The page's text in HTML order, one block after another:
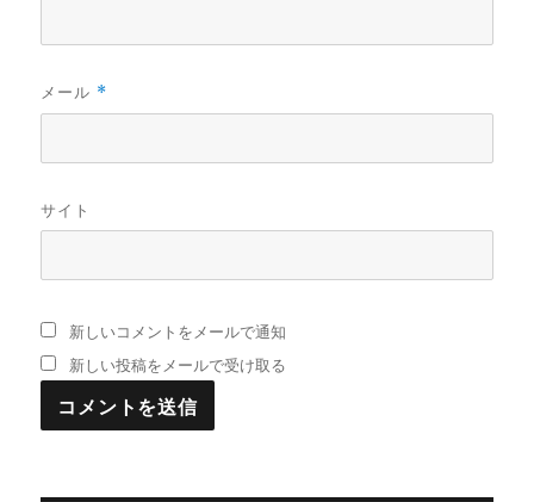
メール *
サイト
新しいコメントをメールで通知
新しい投稿をメールで受け取る